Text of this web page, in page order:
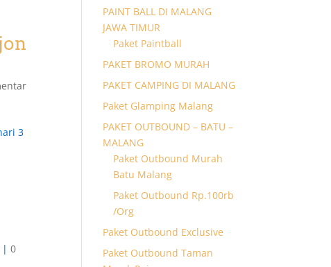
3
|0
PAINT BALL DI MALANG
JAWA TIMUR
Paket Paintball
PAKET BROMO MURAH
PAKET CAMPING DI MALANG
Paket Glamping Malang
PAKET OUTBOUND – BATU –
MALANG
Paket Outbound Murah
Batu Malang
Paket Outbound Rp.100rb
/Org
Paket Outbound Exclusive
Paket Outbound Taman